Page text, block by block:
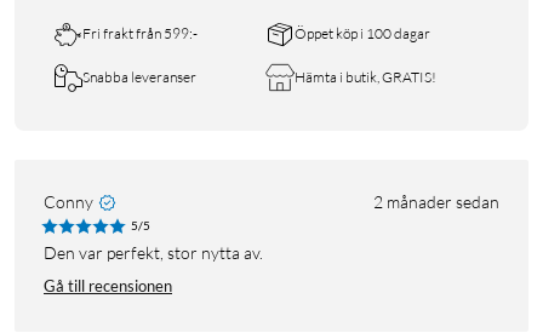
Fri frakt från 599:- Öppet köp i 100 dagar
Snabba leveranser Hämta i butik, GRATIS!
Conny 2 månader sedan
5/5
Den var perfekt, stor nytta av.
Gå till recensionen